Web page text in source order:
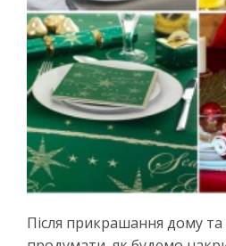
Після прикрашання дому та